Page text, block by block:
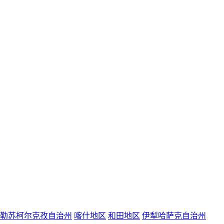
苏柯尔克孜自治州 喀什地区 和田地区 伊犁哈萨克自治州